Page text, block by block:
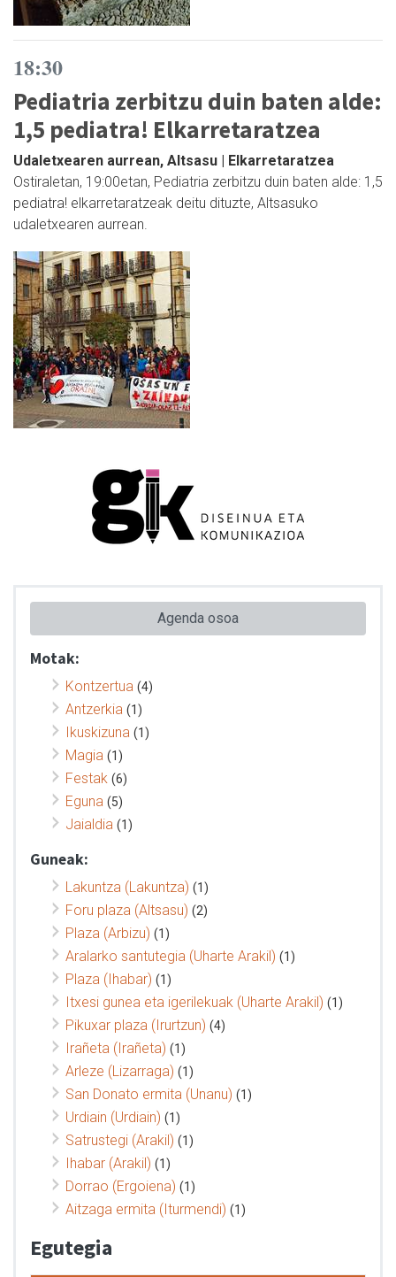
18:30
Pediatria zerbitzu duin baten alde:
1,5 pediatra! Elkarretaratzea
Udaletxearen aurrean, Altsasu | Elkarretaratzea
Ostiraletan, 19:00etan, Pediatria zerbitzu duin baten alde: 1,5
pediatra! elkarretaratzeak deitu dituzte, Altsasuko
udaletxearen aurrean.
Agenda osoa
Motak:
Kontzertua (4)
Antzerkia (1)
Ikuskizuna (1)
Magia (1)
Festak (6)
Eguna (5)
Jaialdia (1)
Guneak:
Lakuntza (Lakuntza) (1)
Foru plaza (Altsasu) (2)
Plaza (Arbizu) (1)
Aralarko santutegia (Uharte Arakil) (1)
Plaza (Ihabar) (1)
Itxesi gunea eta igerilekuak (Uharte Arakil) (1)
Pikuxar plaza (Irurtzun) (4)
Irañeta (Irañeta) (1)
Arleze (Lizarraga) (1)
San Donato ermita (Unanu) (1)
Urdiain (Urdiain) (1)
Satrustegi (Arakil) (1)
Ihabar (Arakil) (1)
Dorrao (Ergoiena) (1)
Aitzaga ermita (Iturmendi) (1)
Egutegia